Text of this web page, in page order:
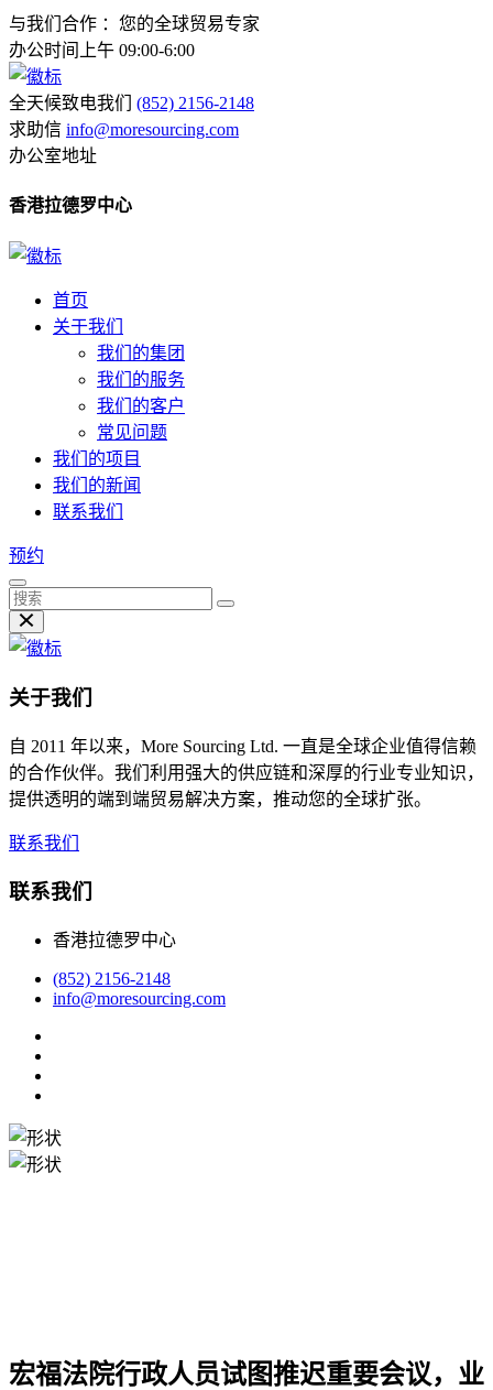
与我们合作 ：您的全球贸易专家
办公时间上午 09:00-6:00
全天候致电我们
(852) 2156-2148
求助信 info@moresourcing.com
办公室地址
香港拉德罗中心
首页
关于我们
我们的集团
我们的服务
我们的客户
常见问题
我们的项目
我们的新闻
联系我们
预约
关于我们
自 2011 年以来，More Sourcing Ltd. 一直是全球企业值得信赖
的合作伙伴。我们利用强大的供应链和深厚的行业专业知识，
提供透明的端到端贸易解决方案，推动您的全球扩张。
联系我们
联系我们
香港拉德罗中心
(852) 2156-2148
info@moresourcing.com
宏福法院行政人员试图推迟重要会议，业